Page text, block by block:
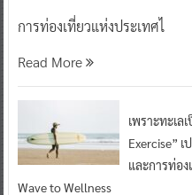
การท่องเที่ยวแห่งประเทศไ
Read More
เพราะทะเ
Exercise”
และการท่อง
Wave to Wellness